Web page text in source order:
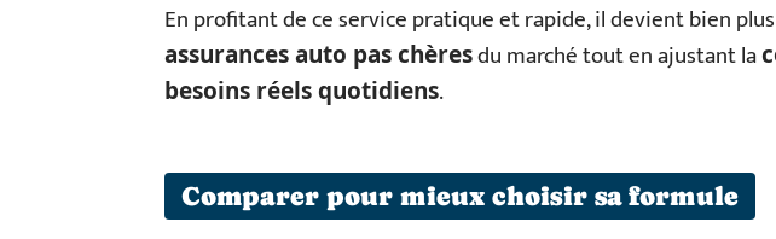
En profitant de ce service pratique et rapide, il devient bien
assurances auto pas chèresdu marché tout en ajustant la
besoins réels quotidiens.
Comparer pour mieux choisir sa formule